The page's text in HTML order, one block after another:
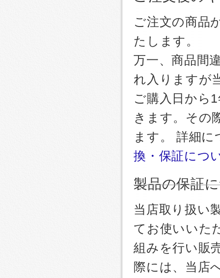
ご注文の商品
たします。
万一、商品間
れ入りますが
ご購入日から
きます。その
ます。 詳細
換・保証につ
製品の保証
当店取り扱い
てお使いいた
組みを行い販
際には、当店